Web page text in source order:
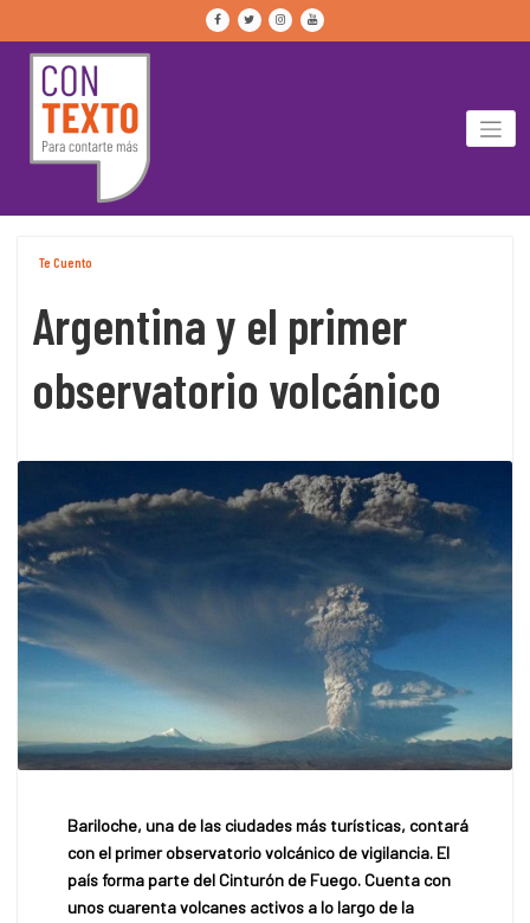
content
Te Cuento
Argentina y el primer
observatorio volcánico
Bariloche, una de las ciudades más turísticas, contará
con el primer observatoriovolcánico de vigilancia. El
país forma parte del Cinturón de Fuego. Cuenta con
unos cuarenta volcanes activos a lo largo de la